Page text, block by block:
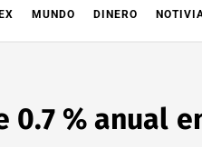
MUNDO DINERO
0.7 % anual